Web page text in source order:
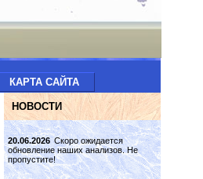
КАРТА САЙТА
НОВОСТИ
20.06.2026 Скоро ожидается
обновление наших анализов. Не
пропустите!